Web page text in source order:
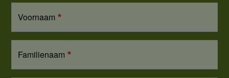
Voornaam
Familienaam